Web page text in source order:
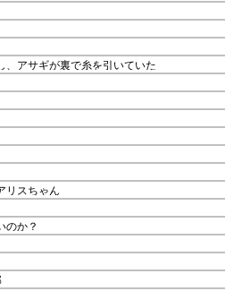
、アサギが裏で糸を引いていた
リスちゃん
のか？